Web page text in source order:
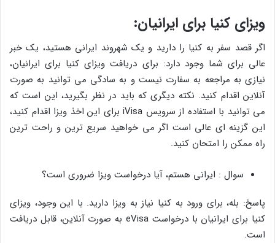
ویزای کنیا برای ایرانیان:
اگر قصد سفر به کنیا را دارید و یک شهروند ایرانی هستید، یک خبر
عالی برای شما وجود دارد: برای دریافت ویزای کنیا برای ایرانیان،
نیازی به مراجعه به سفارت نیست و به سادگی می توانید به صورت
آنلاین اقدام کنید. نکته دیگری که باید در نظر بگیرید، این است که
می توانید با استفاده از سرویس iVisa برای این اخذ ویزا اقدام کنید،
این گزینه ای عالی است اگر می خواهید سریع ترین و راحت ترین
راه ممکن را امتحان کنید.
سوال : ایرانی هستم، آیا درخواست ویزا ضروری است؟
پاسخ: بله، برای ورود به کنیا نیاز به ویزا دارید. با این وجود، ویزای
کنیا برای ایرانیان با درخواست eVisa به صورت آنلاین، قابل دریافت
است.